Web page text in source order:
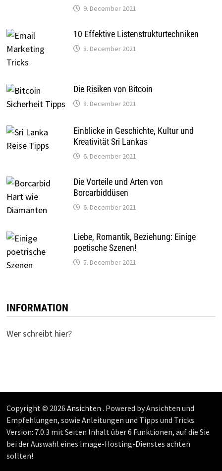
9. December 2021
10 Effektive Listenstrukturtechniken
8. December 2021
Die Risiken von Bitcoin
8. December 2021
Einblicke in Geschichte, Kultur und
Kreativität Sri Lankas
6. December 2021
Die Vorteile und Arten von
Borcarbiddüsen
6. December 2021
Liebe, Romantik, Beziehung: Einige
poetische Szenen!
5. December 2021
INFORMATION
Wer schreibt hier?
Copyright © 2026 Ansichten . Powered by Ansichten und
Empfehlungen, sowie Anleitungen und Tipps und Tricks.
Version: 7.0.3 mit Seiten Inhalt über 6 Funktionen, auf die Sie
bei der Auswahl eines Image-Hosting-Dienstes achten
sollten!